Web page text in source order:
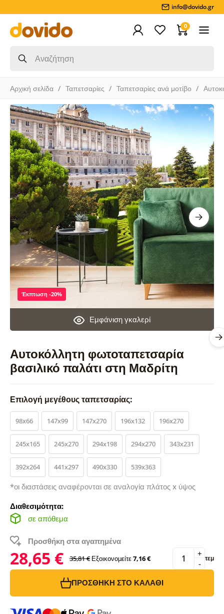
info@dovido.gr
0
Αρχική σελίδα Ταπετσαρίες Ταπετσαρίες ανά μοτίβο
Αυτοκόλλητη φωτοταπετσαρία
βασιλικό παλάτι στη Μαδρίτη
Εμφάνιση γκαλερί
Έκπτωση -20%
Επιλογή μεγέθους ταπετσαρίας:
98x66 147x99 147x270 196x132 196x270
245x165 245x270 294x198 294x270 343x231
392x264 441x297 490x330 539x363
*οι διαστάσεις αναφέρονται σε αναλογία πλάτος x ύψος
Διαθεσιμότητα:
σε απόθεμα
Προσθήκη στα αγαπημένα
28,65 € 35,81 € Εξοικονομείτε7,16 € -
+ τεμ
ΠΡΟΣΘΉΚΗ ΣΤΟ ΚΑΛΆΘΙ